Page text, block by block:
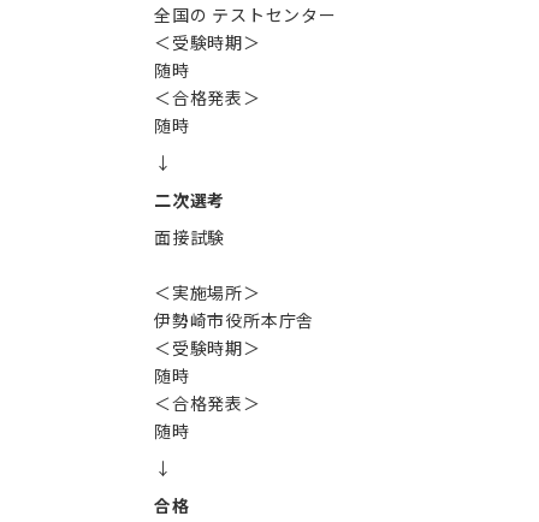
全国の テストセンター
＜受験時期＞
随時
＜合格発表＞
随時
↓
二次選考
面接試験
＜実施場所＞
伊勢崎市役所本庁舎
＜受験時期＞
随時
＜合格発表＞
随時
↓
合格